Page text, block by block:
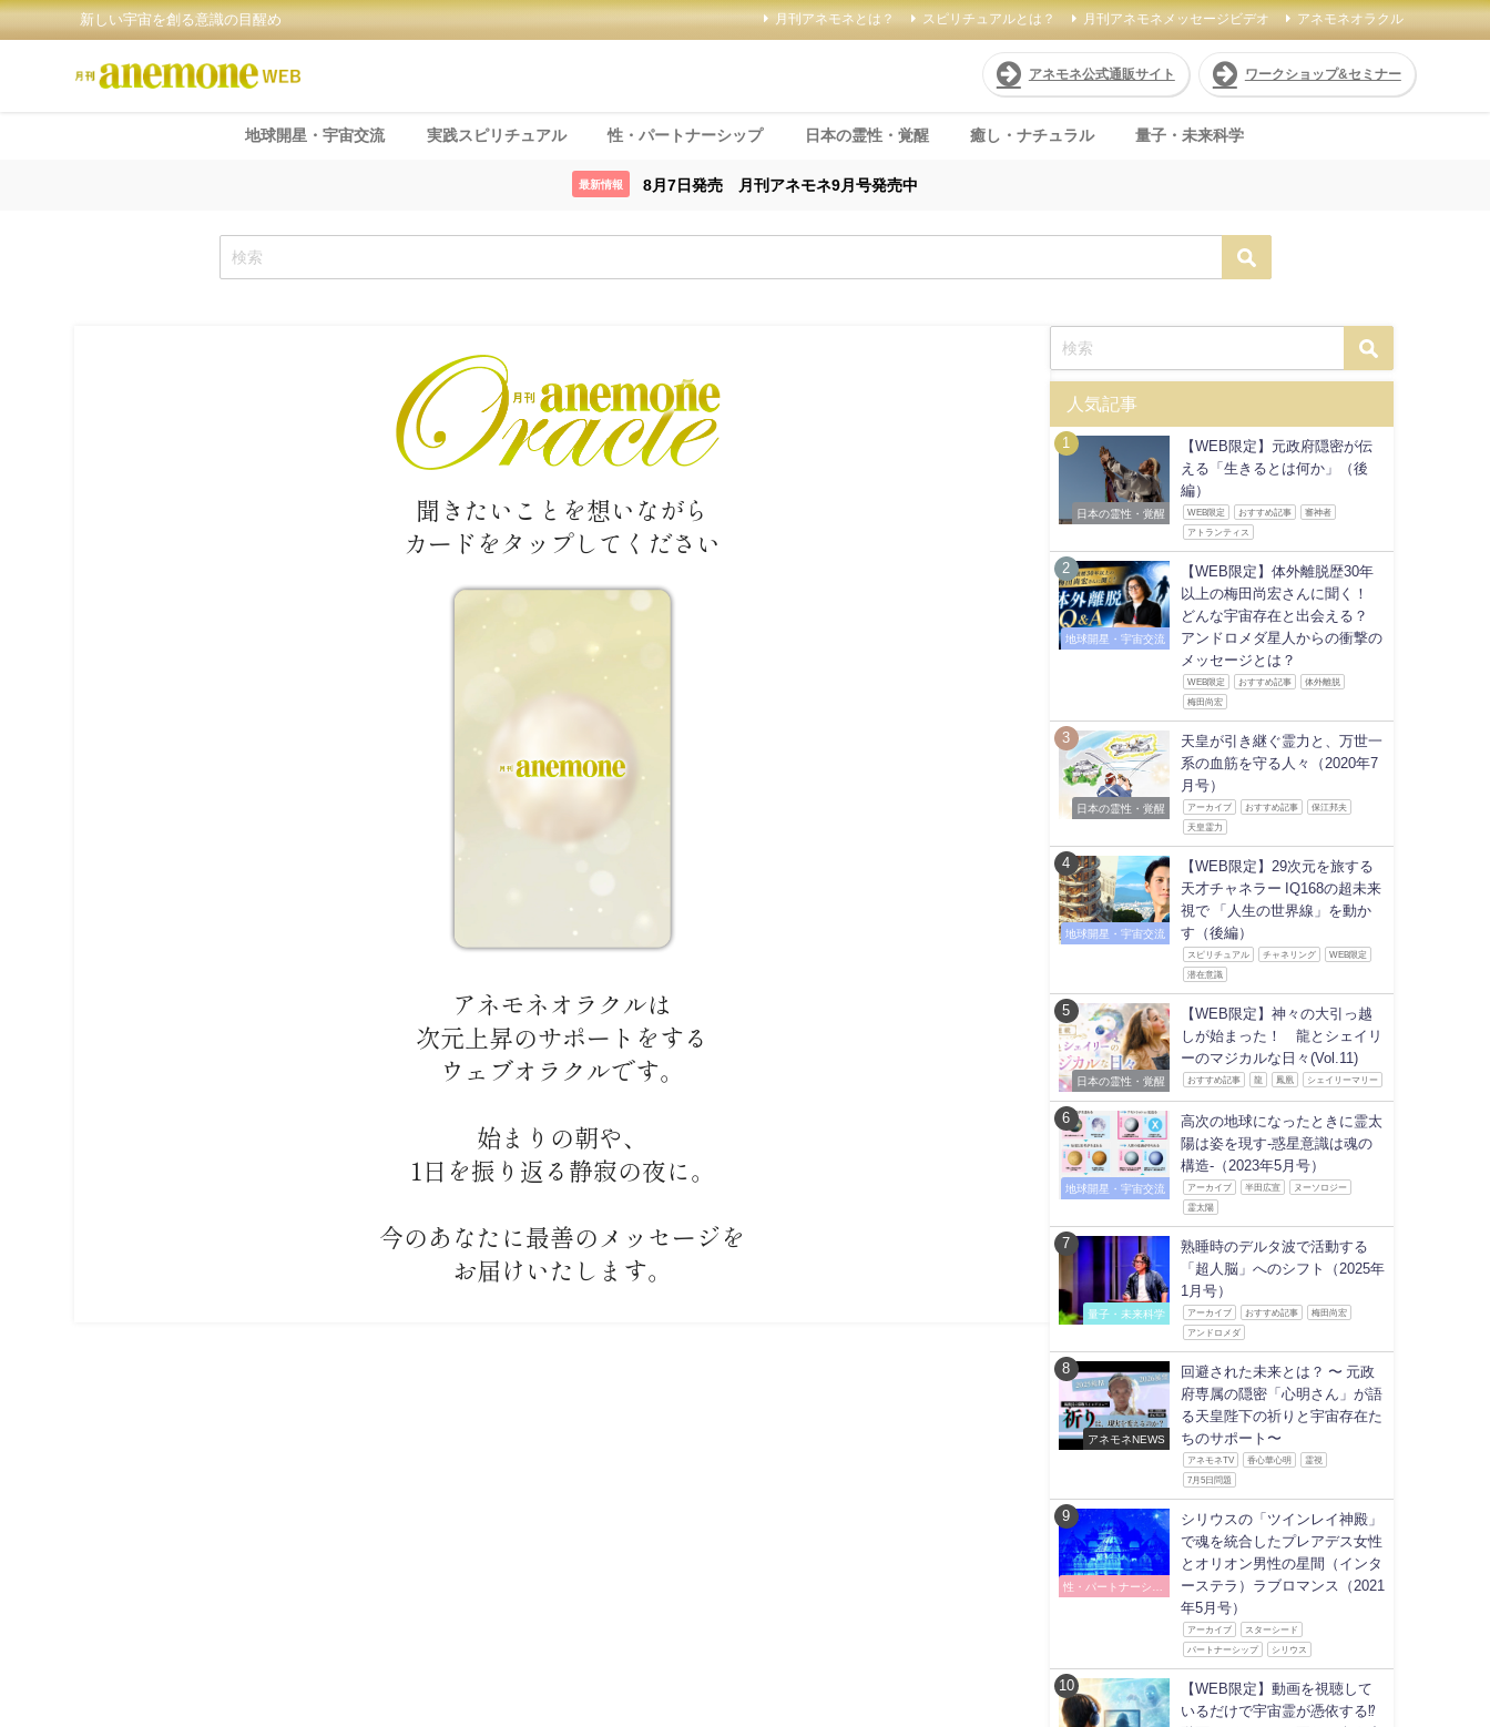
新しい宇宙を創る意識の目醒め 月刊アネモネとは？ スピリチュアルとは？ 月刊アネモネメッセージビデオ アネモネオラクル
アネモネ公式通販サイト ワークショップ&セミナー
地球開星・宇宙交流 実践スピリチュアル 性・パートナーシップ 日本の霊性・覚醒 癒し・ナチュラル 量子・未来科学
最新情報 8月7日発売 月刊アネモネ9月号発売中
聞きたいことを想いながら
カードをタップしてください
アネモネオラクルは
次元上昇のサポートをする
ウェブオラクルです。
始まりの朝や、
1日を振り返る静寂の夜に。
今のあなたに最善のメッセージを
お届けいたします。
人気記事
日本の霊性・覚醒
【WEB限定】元政府隠密が伝
える「生きるとは何か」（後
編）
WEB限定 おすすめ記事 審神者
アトランティス
地球開星・宇宙交流
【WEB限定】体外離脱歴30年
以上の梅田尚宏さんに聞く！
どんな宇宙存在と出会える？
アンドロメダ星人からの衝撃の
メッセージとは？
WEB限定 おすすめ記事 体外離脱
梅田尚宏
日本の霊性・覚醒
天皇が引き継ぐ霊力と、万世一
系の血筋を守る人々（2020年7
月号）
アーカイブ おすすめ記事 保江邦夫
天皇霊力
地球開星・宇宙交流
【WEB限定】29次元を旅する
天才チャネラー IQ168の超未来
視で 「人生の世界線」を動か
す（後編）
スピリチュアル チャネリング WEB限定
潜在意識
日本の霊性・覚醒
【WEB限定】神々の大引っ越
しが始まった！ 龍とシェイリ
ーのマジカルな日々(Vol.11)
おすすめ記事 龍 鳳凰 シェイリーマリー
地球開星・宇宙交流
高次の地球になったときに霊太
陽は姿を現す-惑星意識は魂の
構造-（2023年5月号）
アーカイブ 半田広宣 ヌーソロジー
霊太陽
量子・未来科学
熟睡時のデルタ波で活動する
「超人脳」へのシフト（2025年
1月号）
アーカイブ おすすめ記事 梅田尚宏
アンドロメダ
アネモネNEWS
回避された未来とは？ 〜 元政
府専属の隠密「心明さん」が語
る天皇陛下の祈りと宇宙存在た
ちのサポート〜
アネモネTV 香心華心明 霊視
7月5日問題
性・パートナーシッ
シリウスの「ツインレイ神殿」
で魂を統合したプレアデス女性
とオリオン男性の星間（インタ
ーステラ）ラブロマンス（2021
年5月号）
アーカイブ スターシード
パートナーシップ シリウス
【WEB限定】動画を視聴して
いるだけで宇宙霊が憑依する⁉